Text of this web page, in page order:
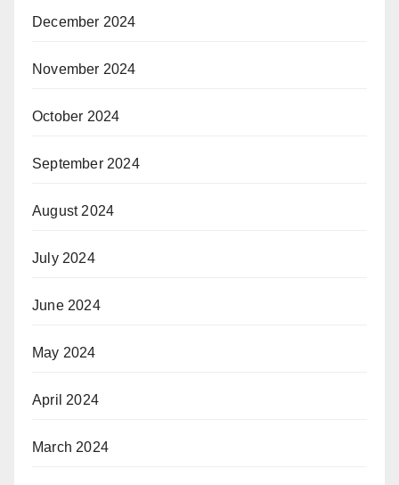
December 2024
November 2024
October 2024
September 2024
August 2024
July 2024
June 2024
May 2024
April 2024
March 2024